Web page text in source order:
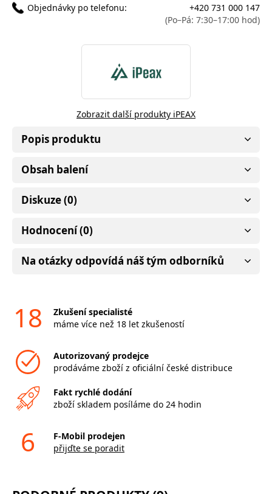
Objednávky po telefonu:
+420 731 000 147
(Po–Pá: 7:30–17:00 hod)
Zobrazit další produkty iPEAX
Popis produktu
Obsah balení
Diskuze (0)
Hodnocení (0)
Na otázky odpovídá náš tým odborníků
18
Zkušení specialisté
máme více než 18 let zkušeností
Autorizovaný prodejce
prodáváme zboží z oficiální české distribuce
Fakt rychlé dodání
zboží skladem posíláme do 24 hodin
6
F-Mobil prodejen
přijďte se poradit